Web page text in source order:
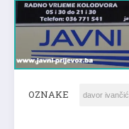
OZNAKE davor ivančić